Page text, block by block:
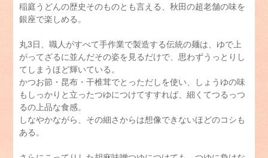
稲庭うどんの歴史そのものとも言える、秋田の超老舗の味を
銀座で楽しめる。
丸3日、職人がすべて手作業で製造する伝統の麺は、ゆで上
がってざるに並んだその姿を見るだけで、思わずうっとりし
てしまうほど輝いている。
かつお節・昆布・干椎茸でとっただしを使い、しょうゆの味
もしっかりと立ったつゆにつけてすすれば、細くてつるっつ
るの上品な食感。
しなやかながら、その細さからは想像できないほどのコシも
ある。